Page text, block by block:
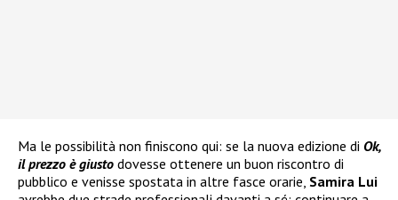
Ma le possibilità non finiscono qui: se la nuova edizione di Ok,
il prezzo è giusto dovesse ottenere un buon riscontro di
pubblico e venisse spostata in altre fasce orarie, Samira Lui